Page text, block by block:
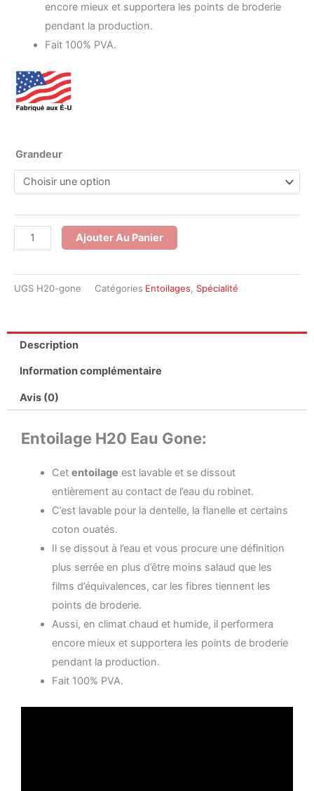
encore mieux et supportera les points de broderie
pendant la production.
Fait 100% PVA.
Grandeur
quantité
de
Entoilage
Eau
Gone
Ajouter Au Panier
UGS H20-gone Catégories Entoilages Spécialité
Description
Information complémentaire
Avis (0)
Entoilage H20 Eau Gone:
Cet entoilage est lavable et se dissout
entièrement au contact de l’eau du robinet.
C’est lavable pour la dentelle, la flanelle et certains
coton ouatés.
Il se dissout à l’eau et vous procure une définition
plus serrée en plus d’être moins salaud que les
films d’équivalences, car les fibres tiennent les
points de broderie.
Aussi, en climat chaud et humide, il performera
encore mieux et supportera les points de broderie
pendant la production.
Fait 100% PVA.